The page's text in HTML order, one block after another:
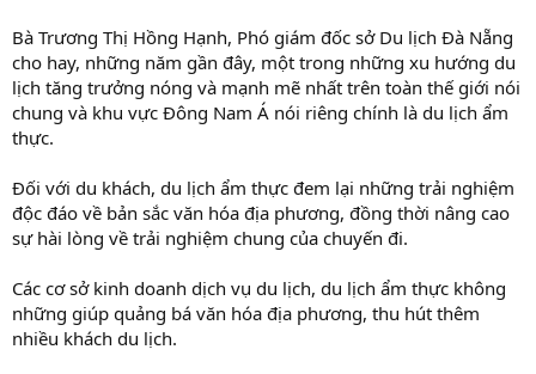
Bà Trương Thị Hồng Hạnh, Phó giám đốc sở Du lịch Đà Nẵng
cho hay, những năm gần đây, một trong những xu hướng du
lịch tăng trưởng nóng và mạnh mẽ nhất trên toàn thế giới nói
chung và khu vực Đông Nam Á nói riêng chính là du lịch ẩm
thực.
Đối với du khách, du lịch ẩm thực đem lại những trải nghiệm
độc đáo về bản sắc văn hóa địa phương, đồng thời nâng cao
sự hài lòng về trải nghiệm chung của chuyến đi.
Các cơ sở kinh doanh dịch vụ du lịch, du lịch ẩm thực không
những giúp quảng bá văn hóa địa phương, thu hút thêm
nhiều khách du lịch.